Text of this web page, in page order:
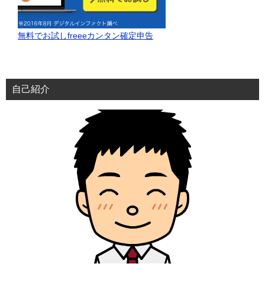
無料でお試しfreeeカンタン確定申告
自己紹介